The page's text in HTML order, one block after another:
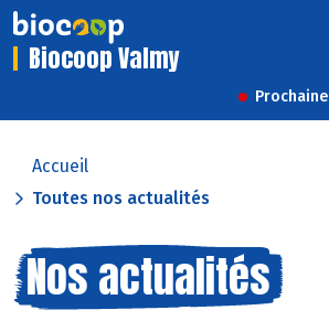
Biocoop Valmy
Accueil
Toutes nos actualités
Nos actualités